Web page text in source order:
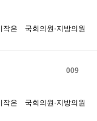
작은 국회의원·지방의원
009
작은 국회의원·지방의원